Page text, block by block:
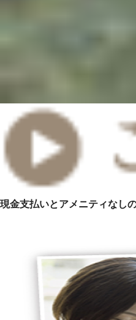
現金支払いとアメニティなし